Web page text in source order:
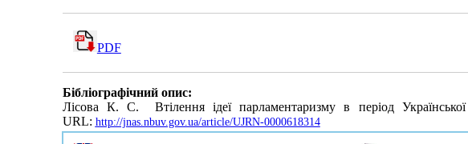
PDF
Бібліографічний опис:
Лісова К. С. Втілення ідеї парламентаризму в період
URL: http://jnas.nbuv.gov.ua/article/UJRN-0000618314